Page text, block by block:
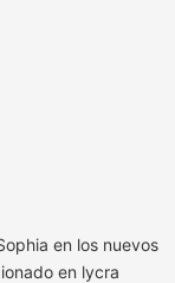
en los nuevos
en lycra